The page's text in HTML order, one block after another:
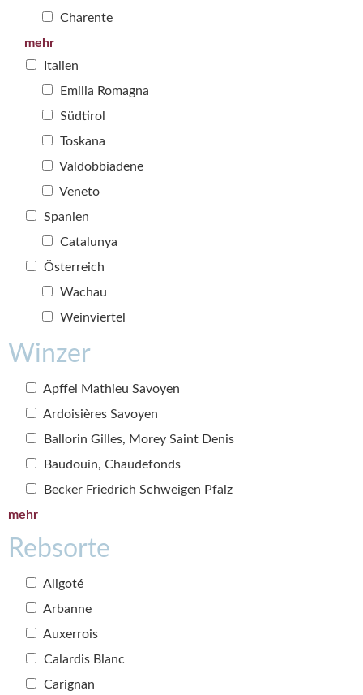
Charente
mehr
Italien
Emilia Romagna
Südtirol
Toskana
Valdobbiadene
Veneto
Spanien
Catalunya
Österreich
Wachau
Weinviertel
Winzer
Apffel Mathieu Savoyen
Ardoisières Savoyen
Ballorin Gilles, Morey Saint Denis
Baudouin, Chaudefonds
Becker Friedrich Schweigen Pfalz
mehr
Rebsorte
Aligoté
Arbanne
Auxerrois
Calardis Blanc
Carignan